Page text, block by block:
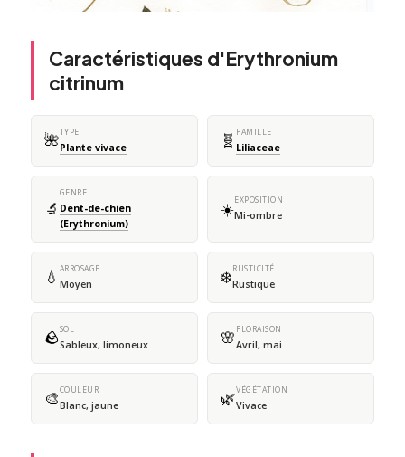
Caractéristiques d'Erythronium
citrinum
🌺TYPE
Plante vivace 🧬 FAMILLE
Liliaceae
🔬
GENRE
Dent-de-chien
(Erythronium)
☀️EXPOSITION
Mi-ombre
💧 ARROSAGE
Moyen ❄️RUSTICITÉ
Rustique
🪨SOL
Sableux, limoneux 🌸 FLORAISON
Avril, mai
🎨COULEUR
Blanc, jaune 🌿VÉGÉTATION
Vivace